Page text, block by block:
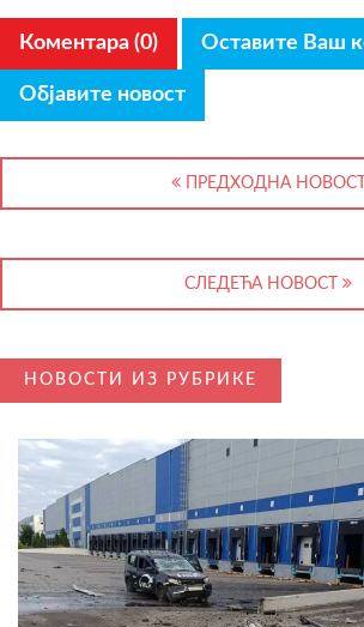
Коментара (0) Оставите Ваш
Објавите новост
ПРЕДХОДНА НОВОСТ
СЛЕДЕЋА НОВОСТ
НОВОСТИ ИЗ РУБРИКЕ